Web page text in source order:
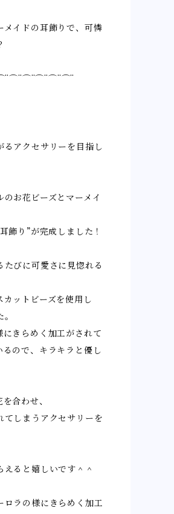
メイドの耳飾りで、可憐
るアクセサリーを目指し
お花ビーズとマーメイ
飾り”が完成しました！
びに可愛さに見惚れる
ットビーズを使用し
きらめく加工がされて
ので、キラキラと優し
合わせ、
てしまうアクセサリーを
ると嬉しいです＾＾
ロラの様にきらめく加工